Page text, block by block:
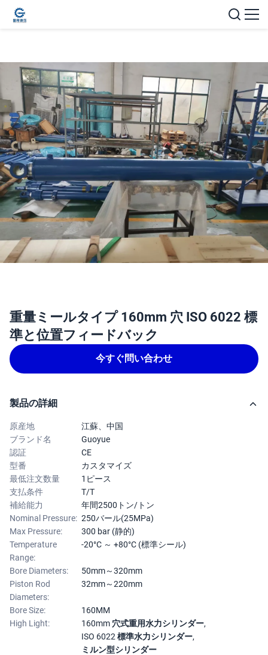
重量ミールタイプ 160mm 穴 ISO 6022 標
準と位置フィードバック
今すぐ問い合わせ
製品の詳細
原産地
江蘇、中国
ブランド名
Guoyue
認証
CE
型番
カスタマイズ
最低注文数量
1ピース
支払条件
T/T
補給能力
年間2500トン/トン
Nominal Pressure: 250バール(25MPa)
Max Pressure:
300 bar (静的)
Temperature
Range:
-20°C ～ +80°C (標準シール)
Bore Diameters:
50mm～320mm
Piston Rod
Diameters:
32mm～220mm
Bore Size:
160MM
High Light:
160mm 穴式重用水力シリンダー,
ISO 6022 標準水力シリンダー,
ミルン型シリンダー